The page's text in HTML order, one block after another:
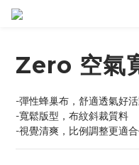
Zero 空氣
-彈性蜂巢布，舒適透氣好
-寬鬆版型，布紋斜裁質料
-視覺清爽，比例調整更適